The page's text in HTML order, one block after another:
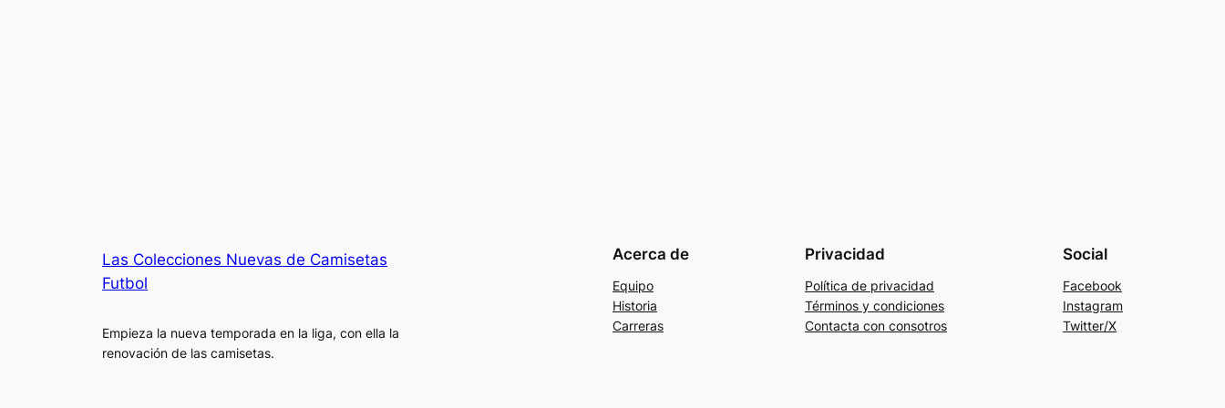
Las Colecciones Nuevas de Camisetas
Futbol
Empieza la nueva temporada en la liga, con ella la
renovación de las camisetas.
Acerca de
Equipo
Historia
Carreras
Privacidad
Política de privacidad
Términos y condiciones
Contacta con consotros
Social
Facebook
Instagram
Twitter/X